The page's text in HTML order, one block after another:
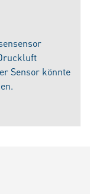
Sensor könnte
werden.